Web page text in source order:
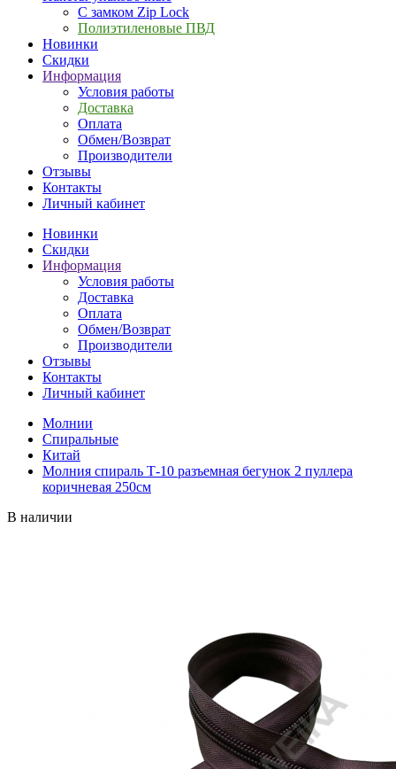
С замком Zip Lock
Полиэтиленовые ПВД
Новинки
Скидки
Информация
Условия работы
Доставка
Оплата
Обмен/Возврат
Производители
Отзывы
Контакты
Личный кабинет
Новинки
Скидки
Информация
Условия работы
Доставка
Оплата
Обмен/Возврат
Производители
Отзывы
Контакты
Личный кабинет
Молнии
Спиральные
Китай
Молния спираль Т-10 разъемная бегунок 2 пуллера
коричневая 250см
В наличии